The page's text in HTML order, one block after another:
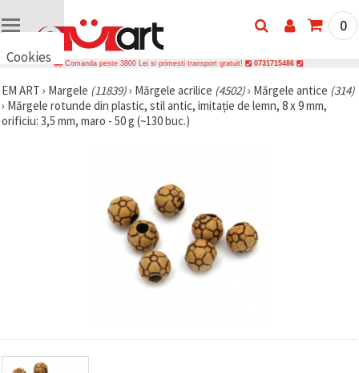
Cookies
vrem să vă
oferim
câteva
cookie -uri.
vizitele.
0
Comanda peste 3800 Lei si primesti transport gratuit! 0731715486
EM ART › Margele (11839)› Mărgele acrilice (4502)› Mărgele antice (314)
› Mărgele rotunde din plastic, stil antic, imitație de lemn, 8 x 9 mm,
orificiu: 3,5 mm, maro - 50 g (~130 buc.)